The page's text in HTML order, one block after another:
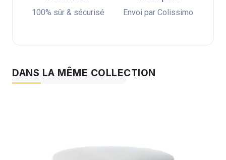
100% sûr & sécurisé Envoi par Colissimo
DANS LA MÊME COLLECTION